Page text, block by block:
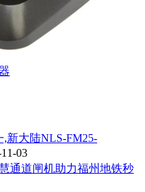
,新大陆NLS-FM25-
03
通道闸机助力福州地铁秒